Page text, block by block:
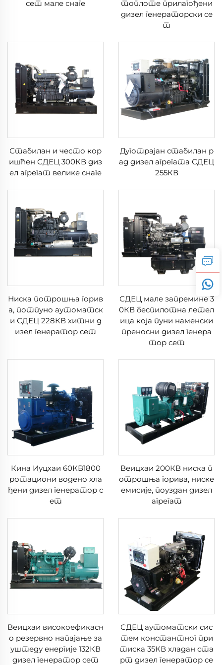
сет мале снаге
топлоте прилагођени
дизел генераторски се
т
Стабилан и често кор
ишћен СДЕЦ 300КВ диз
ел агрегат велике снаге
Дуготрајан стабилан р
ад дизел агрегата СДЕЦ
255КВ
Ниска потрошња горив
а, потпуно аутоматск
и СДЕЦ 228КВ хитни д
изел генератор сет
СДЕЦ мале запремине 3
0КВ беспилотна летел
ица која пуни наменски
преносни дизел генера
тор сет
Кина Иуцхаи 60КВ1800
ротациони водено хла
ђени дизел генератор с
ет
Веицхаи 200КВ ниска п
отрошња горива, ниске
емисије, поуздан дизел
агрегат
Веицхаи високоефикасн
о резервно напајање за
уштеду енергије 132КВ
дизел генератор сет
СДЕЦ аутоматски сис
тем константног при
тиска 35КВ хладан ста
рт дизел генератор се